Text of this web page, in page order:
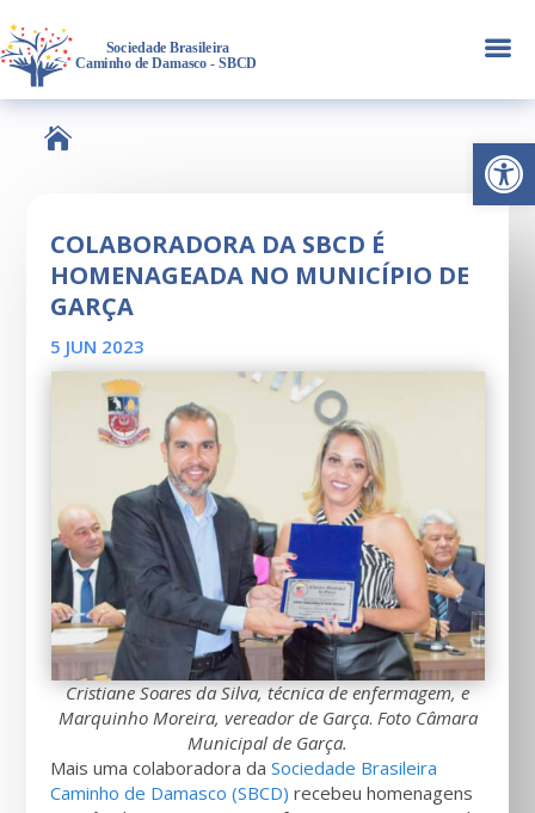
Abrir
a

COLABORADORA DA SBCD É
HOMENAGEADA NO MUNICÍPIO DE
GARÇA
5 JUN 2023
Cristiane Soares da Silva, técnica de enfermagem, e
Marquinho Moreira, vereador de Garça. Foto Câmara
Municipal de Garça.
Mais uma colaboradora daSociedade Brasileira
Caminho de Damasco (SBCD) recebeu homenagens